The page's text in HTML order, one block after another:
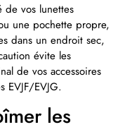
de vos lunettes
une pochette propre,
dans un endroit sec,
évite les
de vos accessoires
EVJF/EVJG.
les